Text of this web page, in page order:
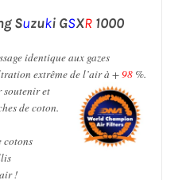
Suzuki GSXR1000
identique aux gazes
extrême de l’air à + 98%.
soutenir et
de coton.
cotons
!